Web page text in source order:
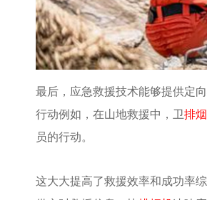
最后，应急救援技术能够提供定
行动例如，在山地救援中，卫排
员的行动。
这大大提高了救援效率和成功率